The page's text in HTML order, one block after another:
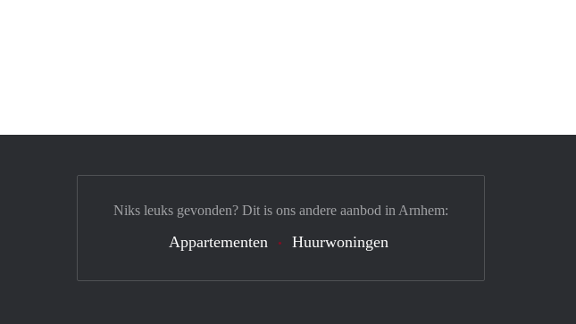
Niks leuks gevonden? Dit is ons andere aanbod in Arnhem:
Appartementen Huurwoningen